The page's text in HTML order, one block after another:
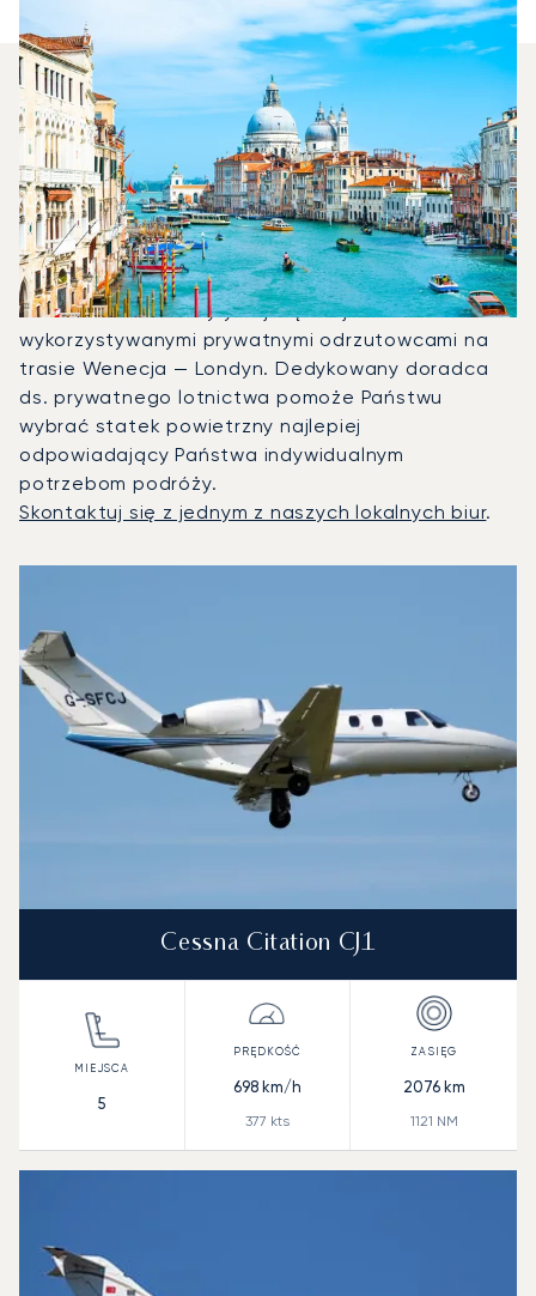
Jakie Typy Samolotów Mogę
Wyczarterować, Aby Polecieć
Między Londynem A
Wenecją?
W 2025 roku Citation CJ1, Beechjet 400A i
Citation Latitude były najczęściej
wykorzystywanymi prywatnymi odrzutowcami na
trasie Wenecja — Londyn. Dedykowany doradca
ds. prywatnego lotnictwa pomoże Państwu
wybrać statek powietrzny najlepiej
odpowiadający Państwa indywidualnym
potrzebom podróży.
Skontaktuj się z jednym z naszych lokalnych biur.
Zasięg (NM)
Cessna Citation CJ1
5
698km/h
377 kts
2076km
1121 NM